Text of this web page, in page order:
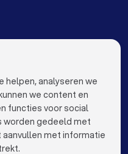
in Nijmegen
in Apeldoorn
Coaches in Maastricht
in Dordrecht
keyboard_arrow_down
helpen, analyseren we
we content en
functies voor social
worden gedeeld met
aanvullen met informatie